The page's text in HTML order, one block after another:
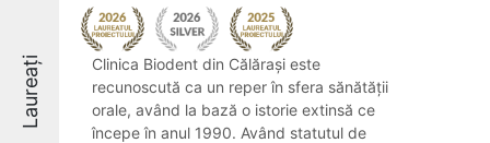
Laureați
Clinica Biodent din Călărași este
recunoscută ca un reper în sfera sănătății
orale, având la bază o istorie extinsă ce
începe în anul 1990. Având statutul de